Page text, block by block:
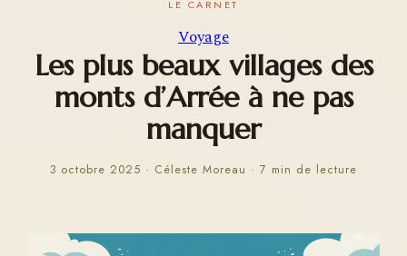
Voyage
Les plus beaux villages des
monts d’Arrée à ne pas
manquer
3 octobre 2025 · Céleste Moreau · 7 min de lecture